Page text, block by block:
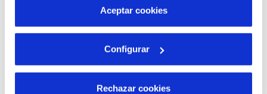
más información en nuestraPolítica de Cookies
Aceptar cookies
Configurar
Rechazar cookies